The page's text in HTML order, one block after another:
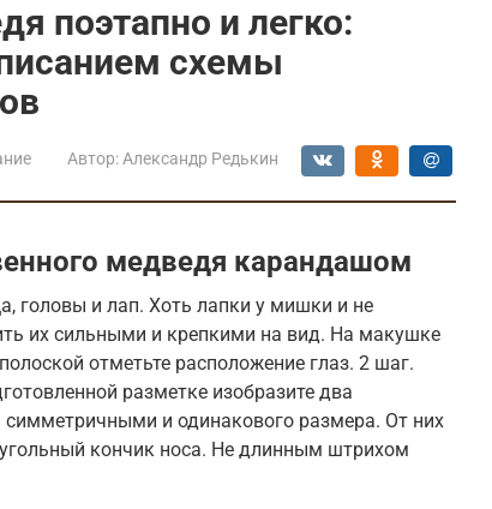
поэтапно и легко:
схемы
Автор: Александр Редькин
медведя карандашом
головы и лап. Хоть лапки у мишки и не
их сильными и крепкими на вид. На макушке
отметьте расположение глаз. 2 шаг.
разметке изобразите два
и одинакового размера. От них
кончик носа. Не длинным штрихом